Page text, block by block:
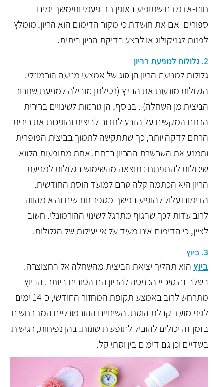
חום-אדמדם שתופיע באופן חד פעמי ותימשך ימים
ספורים. אם את חושדת כי מקור הדימום הוא הריון, מומלץ
לפנות לגניקולוג או לבצע בדיקת הריון ביתית.
2. גלולות למניעת הריון
גלולות למניעת הריון הן סוג של אמצעי מניעה הורמונלי.
הגלולות מונעות את הביוץ (נטילתן מובילה למניעת שחרור
הביצית מן השחלה) . בנוסף, הן גורמות לשינויים ברירית
הרחם המקשים על הזרע לחדור לביצית והופכות את רירית
הרחם לדקה יותר, כך שתתקשה לתמוך בביצית המופרית
ותמנע את השרשרת ההריון ברחם. אחת מתופעות הלוואי
שיכולות להתפתח כתוצאה מהשימוש בגלולות למניעת
הריון היא הכתמה קלה טרם למועד הוסת החודשית.
הדימום עלול להופיע במשך מספר חודשים והוא מהווה
לרוב עדות לכך שהגוף מתרגל לשינוי ההורמונלי. חשוב
לציין, כי הדימום אינו מעיד על אי יעילות של הגלולות.
3. ביוץ
ביוץ הוא תהליך יציאת הביצית מהשחלה אל החצוצרה.
בשלב זה סיכויי הכניסה להריון הם הטובים ביותר. הביוץ
מתרחש לרוב באמצע תקופת המחזור החודשי, כ-14 ימים
לפני מועד קבלת הוסת. השינויים ההורמונליים המתרחשים
בזמן זה יכולים להוביל לתופעות שונות, בהן נפיחות, רגישות
בשדיים וכן גם דימום בין וסתי קל.